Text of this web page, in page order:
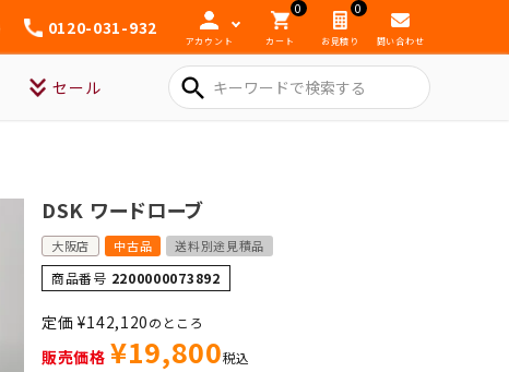
0120-031-932
アカウント
0
カート
0
お見積り 問い合わせ
セール search
DSK ワードローブ
大阪店 中古品 送料別途見積品
商品番号 2200000073892
定価 ¥142,120のところ
販売価格 ¥19,800税込